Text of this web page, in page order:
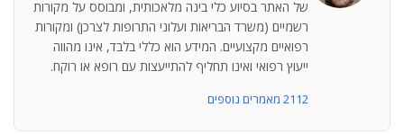
של האתר בסיוע כלי בינה מלאכותית, ומבוסס על מקורות
רשמיים (משרד הבריאות ועלוני התרופות לצרכן) ומקורות
רפואיים מקצועיים. המידע הוא כללי בלבד, אינו מהווה
ייעוץ רפואי ואינו תחליף להתייעצות עם רופא או רוקח.
2112 מאמרים נוספים